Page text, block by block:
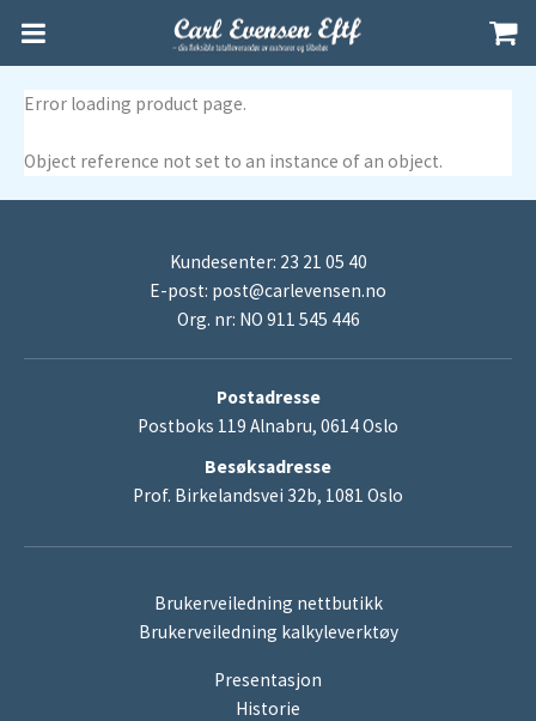
Error loading product page.
Object reference not set to an instance of an object.
Kundesenter: 23 21 05 40
E-post: post@carlevensen.no
Org. nr: NO 911 545 446
Postadresse
Postboks 119 Alnabru, 0614 Oslo
Besøksadresse
Prof. Birkelandsvei 32b, 1081 Oslo
Brukerveiledning nettbutikk
Brukerveiledning kalkyleverktøy
Presentasjon
Historie